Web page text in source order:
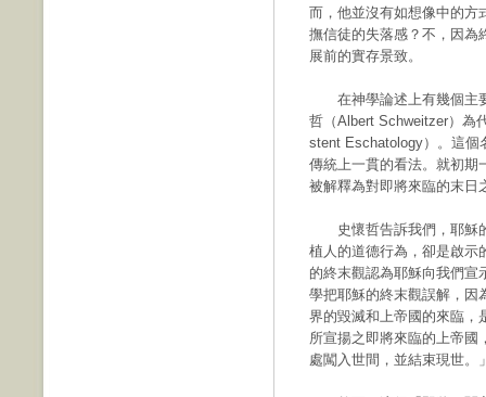
而，他並沒有如想像中的方
撫信徒的失落感？不，因為
展前的實存景致。
在神學論述上有幾個主要
哲（Albert Schweitzer）為
stent Eschatology）。這個
傳統上一貫的看法。就初期
被解釋為對即將來臨的末日
史懷哲告訴我們，耶穌的
植人的道德行為，卻是啟示
的終末觀認為耶穌向我們宣
學把耶穌的終末觀誤解，因
界的毀滅和上帝國的來臨，
所宣揚之即將來臨的上帝國
處闖入世間，並結束現世。